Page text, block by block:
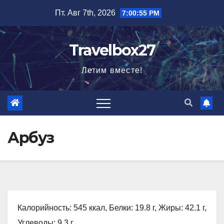
содержимому
Пт. Авг 7th, 2026 7:00:56 PM
Travelbox27
Летим вместе!
Арбуз
Калорийность: 545 ккал, Белки: 19.8 г, Жиры: 42.1 г,